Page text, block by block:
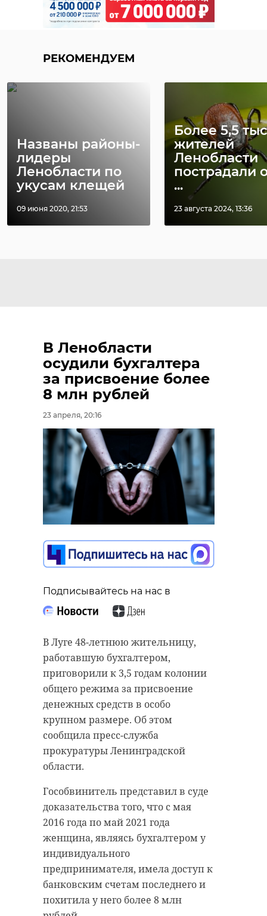
РЕКОМЕНДУЕМ
Названы районы-
лидеры
Ленобласти по
укусам клещей
09 июня 2020, 21:53
Более 5,5
жителей
Ленобласти
пострадали
...
23 августа 2024, 13:36
В Ленобласти
осудили бухгалтера
за присвоение более
8 млн рублей
23 апреля, 20:16
Подписывайтесь на нас в
В Луге 48-летнюю жительницу,
работавшую бухгалтером,
приговорили к 3,5 годам колонии
общего режима за присвоение
денежных средств в особо
крупном размере. Об этом
сообщила пресс-служба
прокуратуры Ленинградской
области.
Гособвинитель представил в суде
доказательства того, что с мая
2016 года по май 2021 года
женщина, являясь бухгалтером у
индивидуального
предпринимателя, имела доступ к
банковским счетам последнего и
похитила у него более 8 млн